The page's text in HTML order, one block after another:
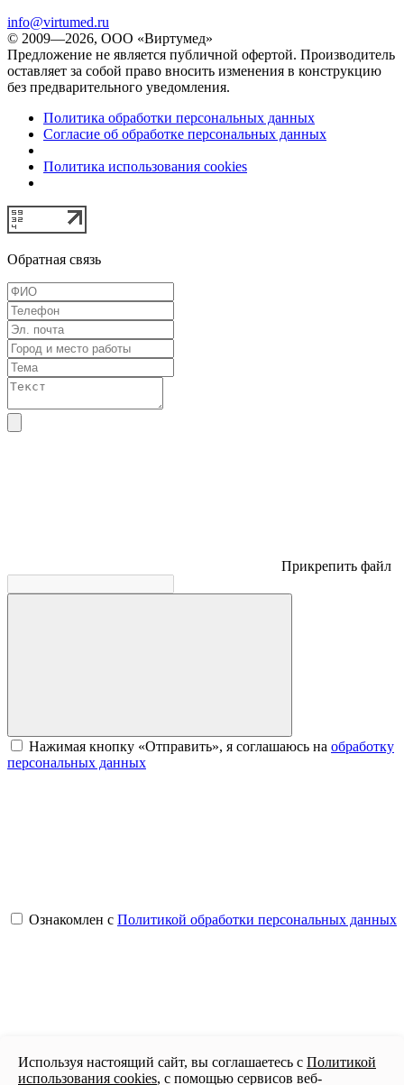
info@virtumed.ru
© 2009—2026, ООО «Виртумед»
Предложение не является публичной офертой. Производитель
оставляет за собой право вносить изменения в конструкцию
без предварительного уведомления.
Политика обработки персональных данных
Согласие об обработке персональных данных
Политика использования cookies
Обратная связь
Прикрепить файл
Нажимая кнопку «Отправить», я соглашаюсь на обработку
персональных данных
Ознакомлен с Политикой обработки персональных данных
Отправить сообщение
Используя настоящий сайт, вы соглашаетесь с Политикой
использования cookies, с помощью сервисов веб-